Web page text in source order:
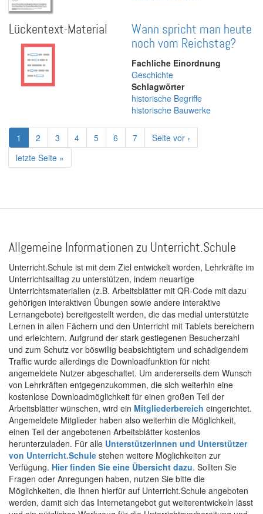
Lückentext-Material
Wann spricht man heute
noch vom Reichstag?
Fachliche Einordnung
Geschichte
Schlagwörter
historische Begriffe
historische Bauwerke
Seitennummerierung
Aktuelle
Seite
1 Page
2 Page
3 Page
4 Page
5 Page
6 Page
7
Nächste
Seite
Seite vor ›
Letzte
Seite
letzte Seite »
Allgemeine Informationen zu Unterricht.Schule
Unterricht.Schule ist mit dem Ziel entwickelt worden, Lehrkräfte im
Unterrichtsalltag zu unterstützen, indem neuartige
Unterrichtsmaterialien (z.B. Arbeitsblätter mit QR-Code mit dazu
gehörigen interaktiven Übungen sowie andere interaktive
Lernangebote) bereitgestellt werden, die das medial unterstützte
Lernen in allen Fächern und den Unterricht mit Tablets bereichern
und erleichtern. Aufgrund der stark gestiegenen Besucherzahl
und zum Schutz vor böswillig beabsichtigtem und schädigendem
Traffic wurde allerdings die Downloadfunktion für nicht
angemeldete Nutzer abgeschaltet. Um andererseits dem Wunsch
von Lehrkräften entgegenzukommen, die sich weiterhin eine
kostenlose Downloadmöglichkeit für einen großen Teil der
Arbeitsblätter wünschen, wird ein Mitgliederbereich eingerichtet.
Angemeldete Mitglieder haben also weiterhin die Möglichkeit,
einen Teil der angebotenen Arbeitsblätter kostenlos
herunterzuladen. Für alle Unterstützerinnen und Unterstützer
von Unterricht.Schule stehen weitere Möglichkeiten zur
Verfügung. Hier finden Sie eine Übersicht dazu. Sollten Sie
Fragen oder Anregungen haben, nutzen Sie bitte die
Möglichkeiten, die Ihnen hierfür auf Unterricht.Schule angeboten
werden, damit sich das Internetangebot gut weiterentwickeln lässt